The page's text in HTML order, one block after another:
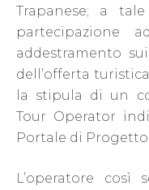
Trapanese; a
partecipazione
addestramento
dell’offerta
la stipula di un
Tour Operator
Portale di Progetto.
L’operatore così